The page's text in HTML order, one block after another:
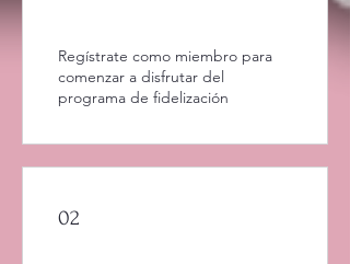
Regístrate como miembro para
comenzar a disfrutar del
programa de fidelización
02